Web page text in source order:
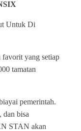
Untuk Di
yang setiap
tamatan
pemerintah.
dan bisa
STAN akan